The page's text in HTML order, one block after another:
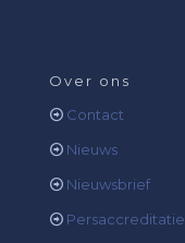
Over ons
Contact
Nieuws
Nieuwsbrief
Persaccreditatie